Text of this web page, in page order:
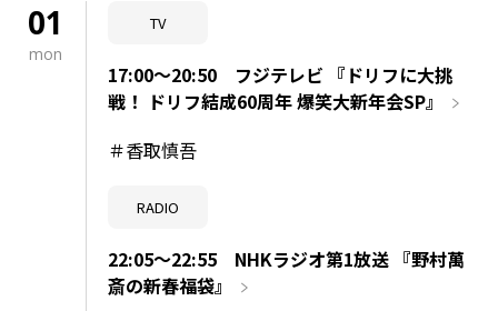
01
mon
TV
17:00～20:50 フジテレビ 『ドリフに大挑
戦！ ドリフ結成60周年 爆笑大新年会SP』
＃香取慎吾
RADIO
22:05～22:55 NHKラジオ第1放送 『野村萬
斎の新春福袋』